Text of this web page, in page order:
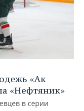
«Ак
«Нефтяник»
в серии